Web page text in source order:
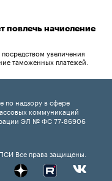
повлечь начисление
увеличения
таможенных платежей.
по надзору в сфере
коммуникаций
ЭЛ № ФС 77-86906
Все права защищены.